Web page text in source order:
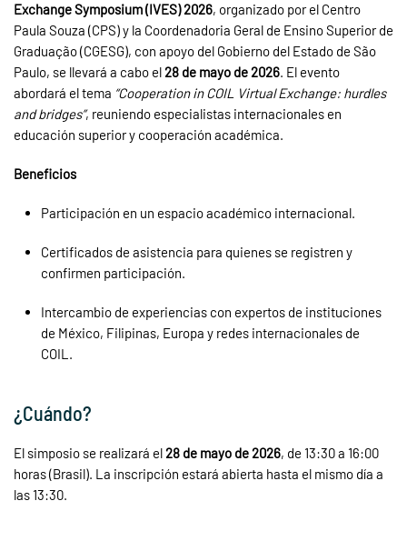
Exchange Symposium (IVES) 2026, organizado por el Centro
Paula Souza (CPS) y la Coordenadoria Geral de Ensino Superior de
Graduação (CGESG), con apoyo del Gobierno del Estado de São
Paulo, se llevará a cabo el28 de mayo de 2026. El evento
abordará el tema “Cooperation in COIL Virtual Exchange: hurdles
and bridges”, reuniendo especialistas internacionales en
educación superior y cooperación académica.
Beneficios
Participación en un espacio académico internacional.
Certificados de asistencia para quienes se registren y
confirmen participación.
Intercambio de experiencias con expertos de instituciones
de México, Filipinas, Europa y redes internacionales de
COIL.
¿Cuándo?
El simposio se realizará el28 de mayo de 2026, de 13:30 a 16:00
horas (Brasil). La inscripción estará abierta hasta el mismo día a
las 13:30.